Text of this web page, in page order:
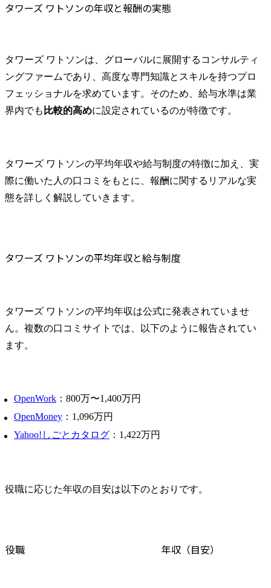
タワーズ ワトソンの年収と報酬の実態
タワーズ ワトソンは、グローバルに展開するコンサルティ
ングファームであり、高度な専門知識とスキルを持つプロ
フェッショナルを求めています。そのため、給与水準は業
界内でも 比較的高めに設定されているのが特徴です。
タワーズ ワトソンの平均年収や給与制度の特徴に加え、実
際に働いた人の口コミをもとに、報酬に関するリアルな実
態を詳しく解説していきます。
タワーズ ワトソンの平均年収と給与制度
タワーズ ワトソンの平均年収は公式に発表されていませ
ん。複数の口コミサイトでは、以下のように報告されてい
ます。
OpenWork ：800万〜1,400万円
OpenMoney ：1,096万円
Yahoo!しごとカタログ ：1,422万円
役職に応じた年収の目安は以下のとおりです。
役職 年収（目安）